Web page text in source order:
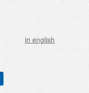
in english